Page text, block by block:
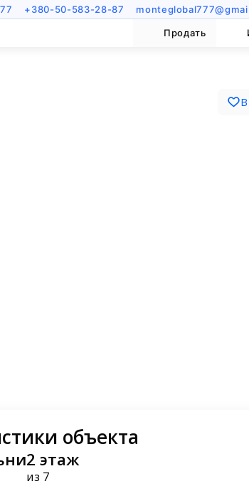
+380-50-583-28-87
Продать
объекта
2 этаж
из 7